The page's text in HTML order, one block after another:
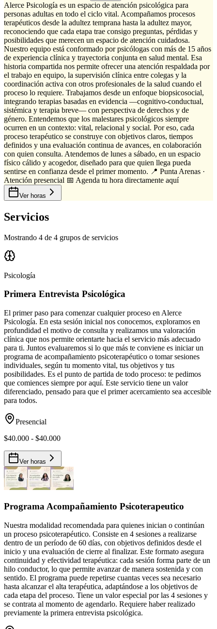
Alerce Psicología es un espacio de atención psicológica para
personas adultas en todo el ciclo vital. Acompañamos procesos
terapéuticos desde la adultez temprana hasta la adultez mayor,
reconociendo que cada etapa trae consigo preguntas, pérdidas y
posibilidades que merecen un espacio de atención cuidadosa.
Nuestro equipo está conformado por psicólogas con más de 15 años
de experiencia clínica y trayectoria conjunta en salud mental. Esa
historia compartida nos permite ofrecer una atención respaldada por
el trabajo en equipo, la supervisión clínica entre colegas y la
coordinación activa con otros profesionales de la salud cuando el
proceso lo requiere. Trabajamos desde un enfoque biopsicosocial,
integrando terapias basadas en evidencia —cognitivo-conductual,
sistémica y terapia breve— con perspectiva de derechos y de
género. Entendemos que los malestares psicológicos siempre
ocurren en un contexto: vital, relacional y social. Por eso, cada
proceso terapéutico se construye con objetivos claros, tiempos
definidos y una evaluación continua de avances, en colaboración
con quien consulta. Atendemos de lunes a sábado, en un espacio
físico cálido y acogedor, diseñado para que quien llega pueda
sentirse en confianza desde el primer momento. 📍 Punta Arenas ·
Atención presencial 📅 Agenda tu hora directamente aquí
Ver horas
Servicios
Mostrando 4 de 4 grupos de servicios
Psicología
Primera Entrevista Psicológica
El primer paso para comenzar cualquier proceso en Alerce
Psicología. En esta sesión inicial nos conocemos, exploramos en
profundidad el motivo de consulta y realizamos una valoración
clínica que nos permite orientarte hacia el servicio más adecuado
para ti. Juntos evaluaremos si lo que más te conviene es iniciar un
programa de acompañamiento psicoterapéutico o tomar sesiones
individuales, según tu momento vital, tus objetivos y tus
posibilidades. Es el punto de partida de todo proceso: te pedimos
que comiences siempre por aquí. Este servicio tiene un valor
diferenciado, pensado para que el primer acercamiento sea accesible
para todos.
Presencial
$40.000 - $40.000
Ver horas
Programa Acompañamiento Psicoterapeutico
Nuestra modalidad recomendada para quienes inician o continúan
un proceso psicoterapéutico. Consiste en 4 sesiones a realizarse
dentro de un período de 60 días, con objetivos definidos desde el
inicio y una evaluación de cierre al finalizar. Este formato asegura
continuidad y efectividad terapéutica: cada sesión forma parte de un
hilo conductor, lo que permite avanzar de manera sostenida y con
sentido. El programa puede repetirse cuantas veces sea necesario
hasta alcanzar el alta terapéutica, adaptándose a los objetivos de
cada etapa del proceso. Tiene un valor especial por las 4 sesiones y
se contrata al momento de agendarlo. Requiere haber realizado
previamente la primera entrevista psicológica.